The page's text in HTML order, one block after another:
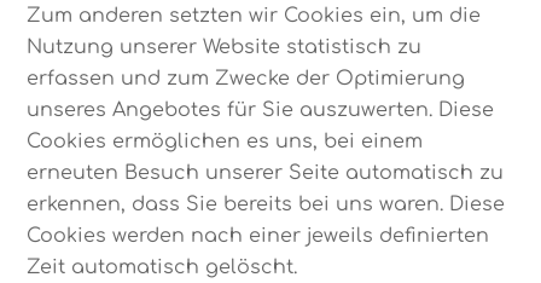
Zum anderen setzten wir Cookies ein, um die
Nutzung unserer Website statistisch zu
erfassen und zum Zwecke der Optimierung
unseres Angebotes für Sie auszuwerten. Diese
Cookies ermöglichen es uns, bei einem
erneuten Besuch unserer Seite automatisch zu
erkennen, dass Sie bereits bei uns waren. Diese
Cookies werden nach einer jeweils definierten
Zeit automatisch gelöscht.